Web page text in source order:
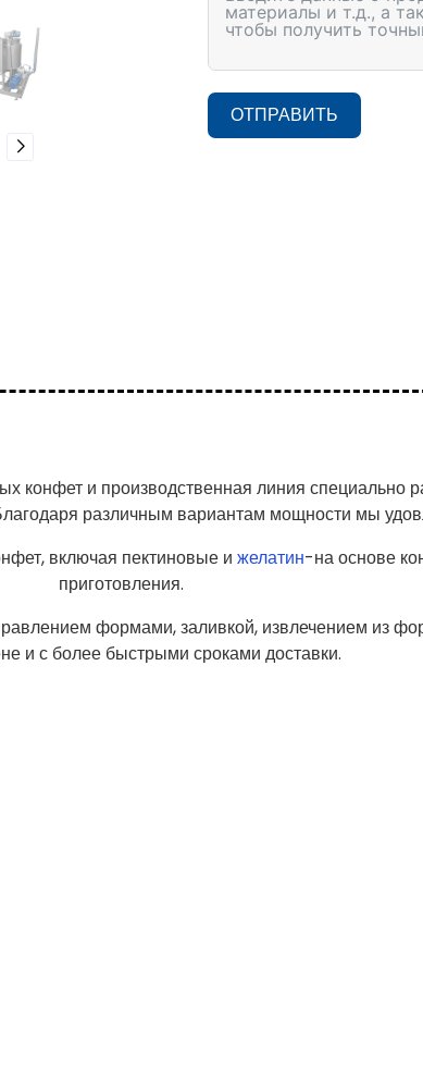
ОТПРАВИТЬ
и производственная линия специально
различным вариантам мощности мы
включая пектиновые и желатин-на основе
приготовления.
формами, заливкой, извлечением из
и с более быстрыми сроками доставки.